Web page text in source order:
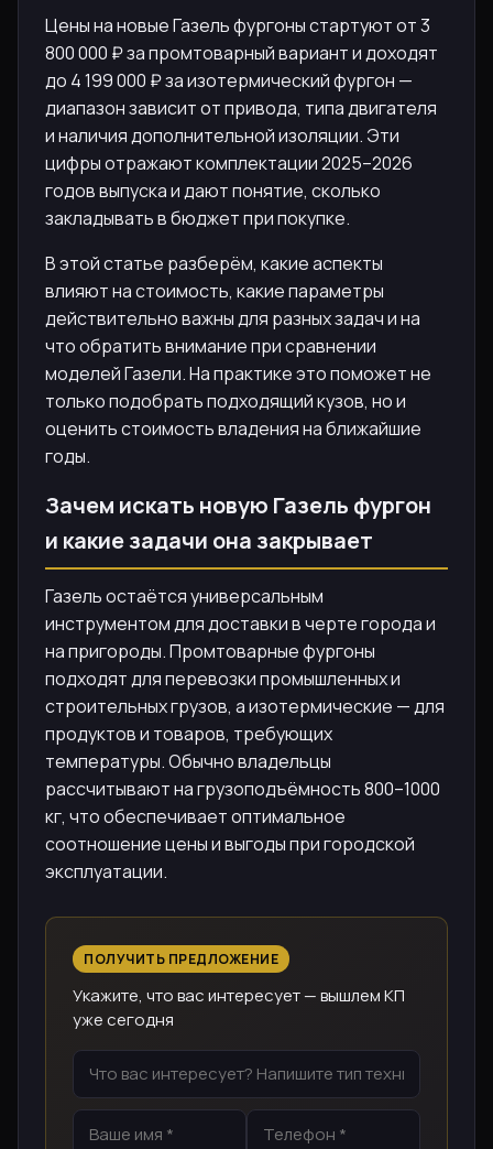
Цены на новые Газель фургоны стартуют от 3
800 000 ₽ за промтоварный вариант и доходят
до 4 199 000 ₽ за изотермический фургон —
диапазон зависит от привода, типа двигателя
и наличия дополнительной изоляции. Эти
цифры отражают комплектации 2025–2026
годов выпуска и дают понятие, сколько
закладывать в бюджет при покупке.
В этой статье разберём, какие аспекты
влияют на стоимость, какие параметры
действительно важны для разных задач и на
что обратить внимание при сравнении
моделей Газели. На практике это поможет не
только подобрать подходящий кузов, но и
оценить стоимость владения на ближайшие
годы.
Зачем искать новую Газель фургон
и какие задачи она закрывает
Газель остаётся универсальным
инструментом для доставки в черте города и
на пригороды. Промтоварные фургоны
подходят для перевозки промышленных и
строительных грузов, а изотермические — для
продуктов и товаров, требующих
температуры. Обычно владельцы
рассчитывают на грузоподъёмность 800–1000
кг, что обеспечивает оптимальное
соотношение цены и выгоды при городской
эксплуатации.
ПОЛУЧИТЬ ПРЕДЛОЖЕНИЕ
Укажите, что вас интересует — вышлем КП
уже сегодня